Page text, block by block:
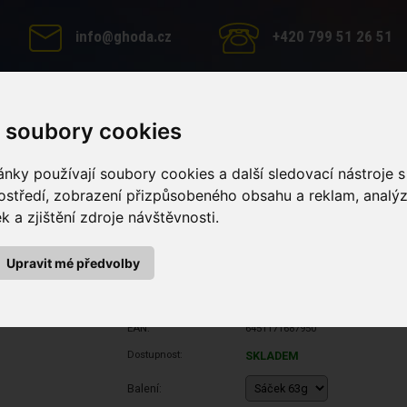
soubory cookies
používají soubory cookies a další sledovací nástroje
zobrazení přizpůsobeného obsahu a reklam,
a zjištění zdroje návštěvnosti.
Upravit mé předvolby
info@ghoda.cz +420 799 51 26 51
MINERÁLNÍ LIZY
koně Balance (Sáček 63g)
pro koně Balance
EAN: 6451171687950
Dostupnost: SKLADEM
Balení: